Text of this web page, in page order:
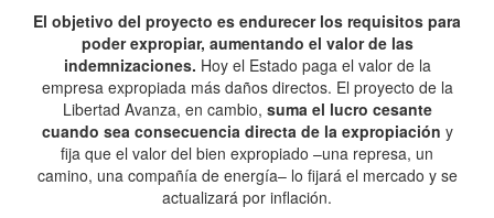
El objetivo del proyecto es endurecer los requisitos para
poder expropiar, aumentando el valor de las
indemnizaciones. Hoy el Estado paga el valor de la
empresa expropiada más daños directos. El proyecto de la
Libertad Avanza, en cambio, suma el lucro cesante
cuando sea consecuencia directa de la expropiación y
fija que el valor del bien expropiado –una represa, un
camino, una compañía de energía– lo fijará el mercado y se
actualizará por inflación.